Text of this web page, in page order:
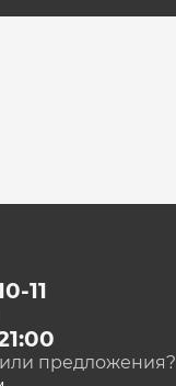
11
предложения?